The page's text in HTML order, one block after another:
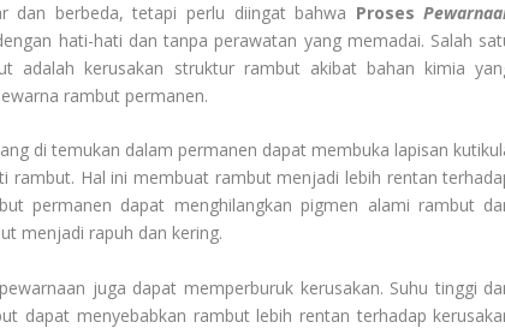
dan berbeda, tetapi perlu diingat bahwa Proses
hati-hati dan tanpa perawatan yang memadai. Salah
adalah kerusakan struktur rambut akibat bahan kimia
rambut permanen.
di temukan dalam permanen dapat membuka lapisan
rambut. Hal ini membuat rambut menjadi lebih rentan
permanen dapat menghilangkan pigmen alami rambut
menjadi rapuh dan kering.
juga dapat memperburuk kerusakan. Suhu tinggi
dapat menyebabkan rambut lebih rentan terhadap